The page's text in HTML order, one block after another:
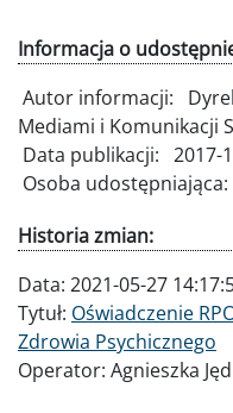
Informacja o
Autor informacji:
Mediami i Komunikacji
Data publikacji: 2017-
Osoba udostępniająca:
Historia zmian:
Data: 2021-05-27
Tytuł: Oświadczenie
Zdrowia Psychicznego
Operator: Agnieszka